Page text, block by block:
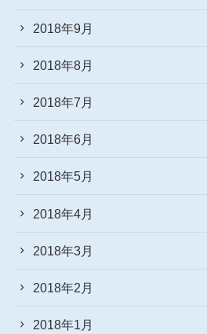
2018年9月
2018年8月
2018年7月
2018年6月
2018年5月
2018年4月
2018年3月
2018年2月
2018年1月